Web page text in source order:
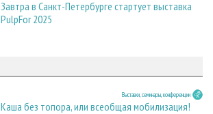
Завтра в Санкт-Петербурге стартует выставка
PulpFor 2025
Выставки, семинары, конференции
Каша без топора, или всеобщая мобилизация!